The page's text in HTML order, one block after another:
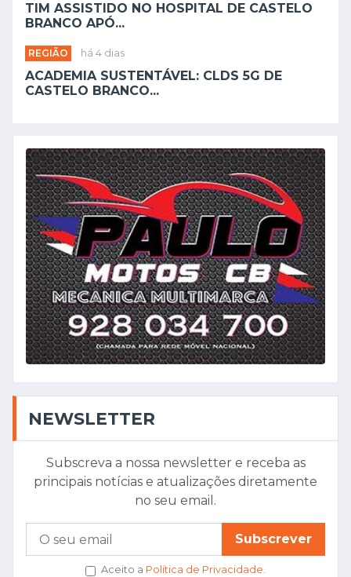
TIM ASSISTIDO NO HOSPITAL DE CASTELO
BRANCO APÓ...
REGIÃO há 4 dias
ACADEMIA SUSTENTÁVEL: CLDS 5G DE
CASTELO BRANCO...
NEWSLETTER
Subscreva a nossa newsletter e receba as
principais notícias e atualizações diretamente
no seu email.
Subscrever
Aceito a Política de Privacidade.